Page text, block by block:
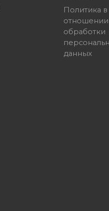
Политика в
отношении
обработки
данных